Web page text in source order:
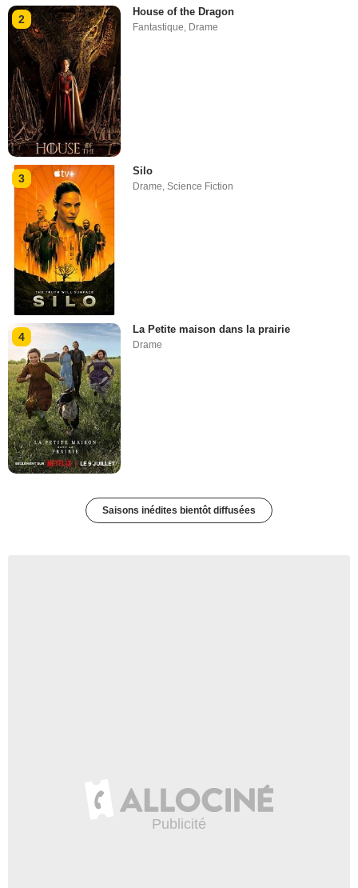
2
House of the Dragon
Fantastique, Drame
3
Silo
Drame ,Science Fiction
4
La Petite maison dans la prairie
Drame
Saisons inédites bientôt diffusées